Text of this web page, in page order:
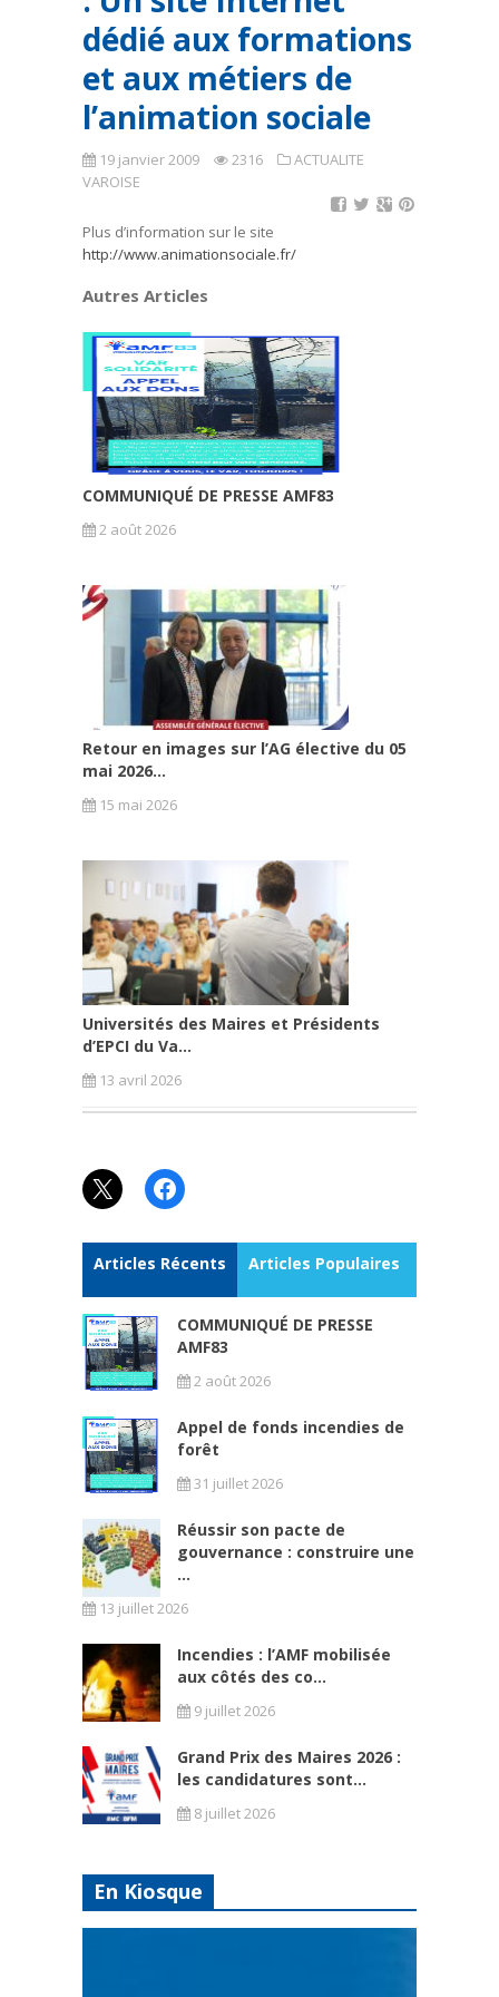
dédié aux formations
et aux métiers de
l’animation sociale
19 janvier 2009 2316
ACTUALITE
VAROISE
Plus d’information sur le site
http://www.animationsociale.fr/
Autres Articles
COMMUNIQUÉ DE PRESSE AMF83
2 août 2026
Retour en images sur l’AG élective du 05
mai 2026...
15 mai 2026
Universités des Maires et Présidents
d’EPCI du Va...
13 avril 2026
X Facebook
Articles Récents Articles Populaires
COMMUNIQUÉ DE PRESSE
AMF83
2 août 2026
Appel de fonds incendies de
forêt
31 juillet 2026
Réussir son pacte de
gouvernance : construire une
...
13 juillet 2026
Incendies : l’AMF mobilisée
aux côtés des co...
9 juillet 2026
Grand Prix des Maires 2026 :
les candidatures sont...
8 juillet 2026
En Kiosque